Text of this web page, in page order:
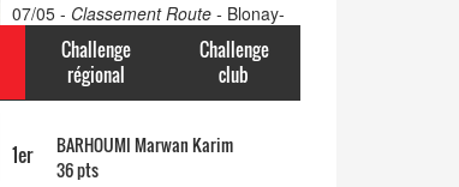
07/05 - Classement Route - Blonay-
Les Pléiades (GdR #3)
23/04 - Classement Route -
14/04 -Photos -
Challenge
régional
Challenge
club
1er
BARHOUMI Marwan Karim
36 pts